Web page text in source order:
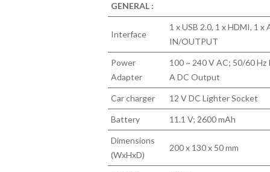
GENERAL :
Interface
1 x USB 2.0, 1 x HDMI, 1 x
IN/OUTPUT
Power
Adapter
100 ~ 240 V AC; 50/60
A DC Output
Car charger 12 V DC Lighter Socket
Battery 11.1 V; 2600 mAh
Dimensions
(WxHxD)
200 x 130 x 50 mm